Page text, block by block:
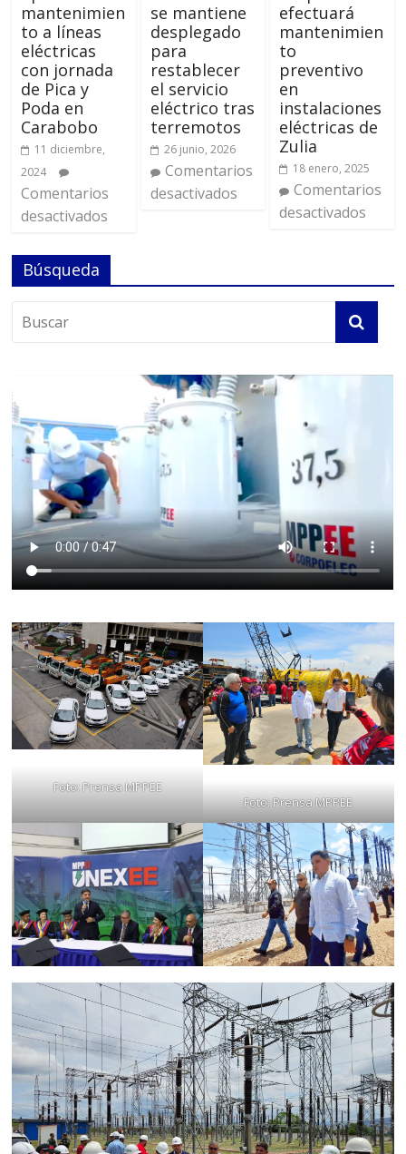
mantenimien
to a líneas
eléctricas
con jornada
de Pica y
Poda en
Carabobo
11 diciembre,
2024
Comentarios
desactivados
se mantiene
desplegado
para
restablecer
el servicio
eléctrico tras
terremotos
26 junio, 2026
Comentarios
desactivados
efectuará
mantenimien
to
preventivo
en
instalaciones
eléctricas de
Zulia
18 enero, 2025
Comentarios
desactivados
Búsqueda
Foto: Prensa MPPEE
Foto: Prensa MPPEE